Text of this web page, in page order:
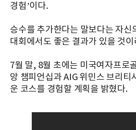
경험’이다.
승수를 추가한다는 말보다는 자신
대회에서도 좋은 결과가 있을 것
7월 말, 8월 초에는 미국여자프로
앙 챔피언십과 AIG 위민스 브리티
운 코스를 경험할 계획을 밝혔다.